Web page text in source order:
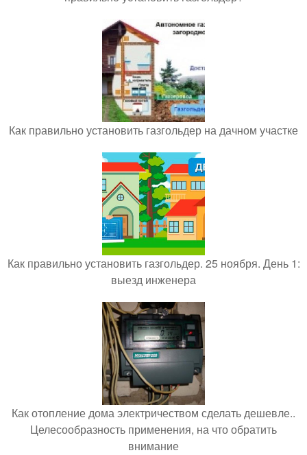
Как правильно установить газгольдер на дачном участке
Как правильно установить газгольдер. 25 ноября. День 1:
выезд инженера
Как отопление дома электричеством сделать дешевле..
Целесообразность применения, на что обратить
внимание